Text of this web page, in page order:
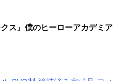
ス』僕のヒーローアカデミア